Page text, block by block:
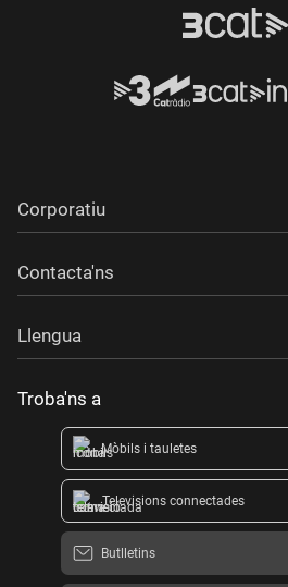
Corporatiu
Contacta'ns
Llengua
Troba'ns a
Mòbils i tauletes
Televisions connectades
Butlletins